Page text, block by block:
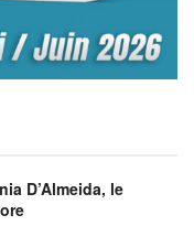
D’Almeida, le